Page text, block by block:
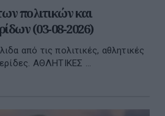
πολιτικών και
(03-08-2026)
από τις πολιτικές, αθλητικές
ΑΘΛΗΤΙΚΕΣ ...